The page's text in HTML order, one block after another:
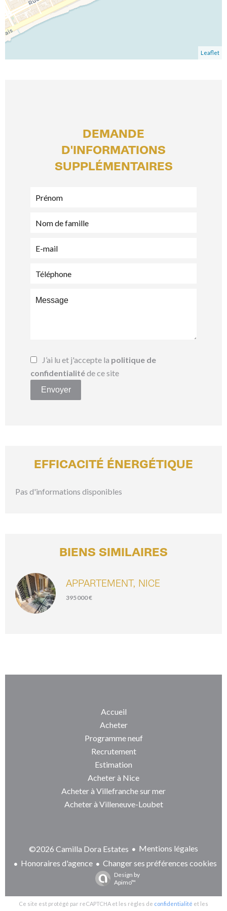
Leaflet
DEMANDE
D'INFORMATIONS
SUPPLÉMENTAIRES
J’ai lu et j'accepte la politique de
confidentialitéde ce site
Envoyer
EFFICACITÉ ÉNERGÉTIQUE
Pas d'informations disponibles
BIENS SIMILAIRES
APPARTEMENT, NICE
395 000 €
Accueil
Acheter
Programme neuf
Recrutement
Estimation
Acheter à Nice
Acheter à Villefranche sur mer
Acheter à Villeneuve-Loubet
©2026 Camilla Dora Estates
Mentions légales
Honoraires d'agence
Changer ses préférences cookies
Design by
Apimo™
Ce site est protégé par reCAPTCHA et les règles de confidentialité et les